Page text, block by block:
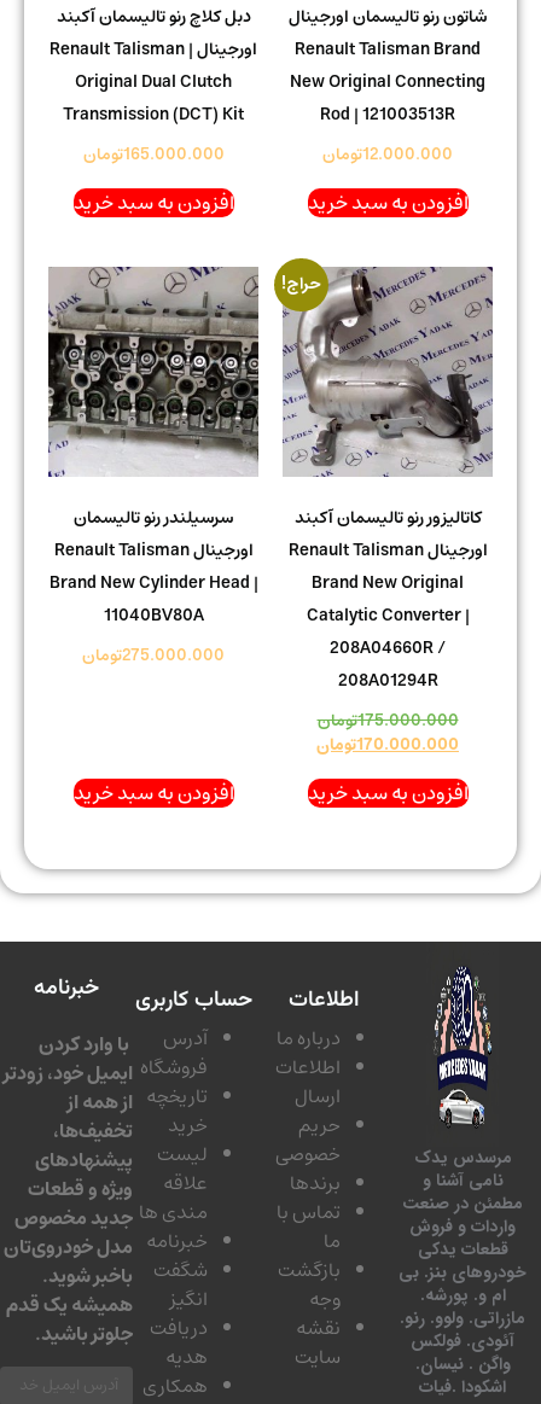
شاتون رنو تالیسمان اورجینال
Renault Talisman Brand
New Original Connecting
Rod | 121003513R
12.000.000تومان
افزودن به سبد خرید
دبل کلاچ رنو تالیسمان آکبند
اورجینال | Renault Talisman
Original Dual Clutch
Transmission (DCT) Kit
165.000.000تومان
افزودن به سبد خرید
حراج!
کاتالیزور رنو تالیسمان آکبند
اورجینال Renault Talisman
Brand New Original
Catalytic Converter |
208A04660R /
208A01294R
175.000.000تومان
170.000.000تومان
افزودن به سبد خرید
سرسیلندر رنو تالیسمان
اورجینال Renault Talisman
Brand New Cylinder Head |
11040BV80A
275.000.000تومان
افزودن به سبد خرید
یدک
آشنا و
در صنعت
و فروش
یدکی
بنز. بی
و. پورشه.
ولوو. رنو.
فولکس
. نیسان.
.فیات
اطلاعات
درباره ما
اطلاعات
ارسال
حریم
خصوصی
برندها
تماس با
بازگشت
نقشه
سایت
حساب کاربری
آدرس
فروشگاه
تاریخچه
لیست
مندی ها
خبرنامه
شگفت
دریافت
همکاری
خبرنامه
با وارد کردن
ایمیل خود، زودتر
از همه از
تخفیف‌ها،
پیشنهادهای
ویژه و قطعات
جدید مخصوص
مدل خودروی‌تان
باخبر شوید.
همیشه یک قدم
جلوتر باشید.